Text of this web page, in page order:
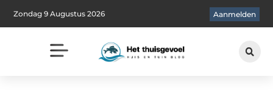
Zondag 9 Augustus 2026 Aanmelden